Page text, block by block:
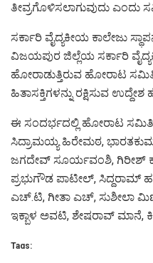
ತೀವ್ರಗೊಳಿಸಲಾಗುವುದು ಎಂದು
ಸರ್ಕಾರಿ ವೈದ್ಯಕೀಯ ಕಾಲೇಜು
ವಿಜಯಪುರ ಜಿಲ್ಲೆಯ ಸರ್ಕಾರಿ
ಹೋರಾಡುತ್ತಿರುವ ಹೋರಾಟ
ಹಿತಾಸಕ್ತಿಗಳನ್ನು ರಕ್ಷಿಸುವ
ಈ ಸಂದರ್ಭದಲ್ಲಿ ಹೋರಾಟ ಸಮಿತಿ
ಸಿದ್ರಾಮಯ್ಯ ಹಿರೇಮಠ,
ಜಗದೇವ್ ಸೂರ್ಯವಂಶಿ, ಗಿರೀಶ್
ಪ್ರಭುಗೌಡ ಪಾಟೀಲ್, ಸಿದ್ದರಾಮ್
ಎಚ್.ಟಿ, ಗೀತಾ ಎಚ್, ಸುಶೀಲಾ
ಇಕ್ಬಾಳ ಅವಟಿ, ಶೇಷರಾವ್ ಮಾನೆ,
Tags: